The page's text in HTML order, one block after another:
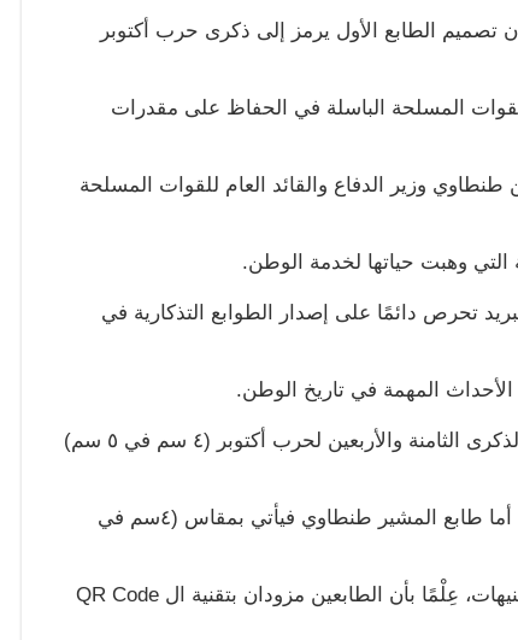
تصميم الطابع الأول يرمز إلى ذكرى حرب أكتوبر
المسلحة الباسلة في الحفاظ على مقدرات
وزير الدفاع والقائد العام للقوات المسلحة
التي وهبت حياتها لخدمة الوطن.
تحرص دائمًا على إصدار الطوابع التذكارية في
الأحداث المهمة في تاريخ الوطن.
كما جدير بالذكر أن مقاس طابع الذكرى الثامنة والأربعين لحرب أكتوبر (٤ سم في ٥ سم)
الألوان أوفست وقيمته ٥ جنيهات، أما طابع المشير طنطاوي فيأتي بمقاس (٤سم في
متعدد الألوان أوفست وقيمته ٥ جنيهات، عِلْمًا بأن الطابعين مزودان بتقنية ال QR Code